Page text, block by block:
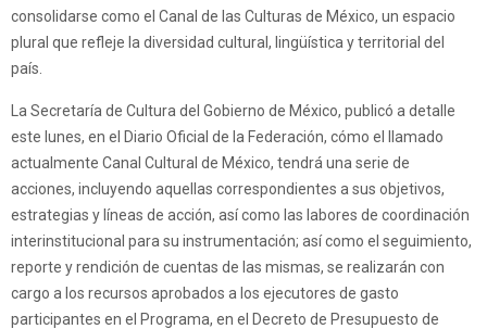
consolidarse como el Canal de las Culturas de México, un espacio
plural que refleje la diversidad cultural, lingüística y territorial del
país.
La Secretaría de Cultura del Gobierno de México, publicó a detalle
este lunes, en el Diario Oficial de la Federación, cómo el llamado
actualmente Canal Cultural de México, tendrá una serie de
acciones, incluyendo aquellas correspondientes a sus objetivos,
estrategias y líneas de acción, así como las labores de coordinación
interinstitucional para su instrumentación; así como el seguimiento,
reporte y rendición de cuentas de las mismas, se realizarán con
cargo a los recursos aprobados a los ejecutores de gasto
participantes en el Programa, en el Decreto de Presupuesto de